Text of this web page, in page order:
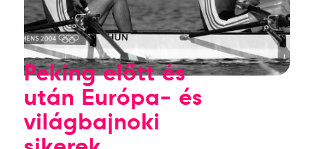
Peking előtt és
után Európa- és
világbajnoki